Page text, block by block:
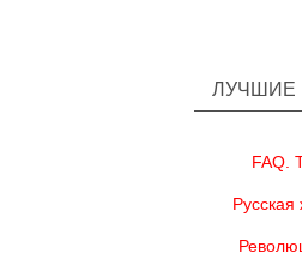
ЛУЧШИЕ
FAQ.
Русская